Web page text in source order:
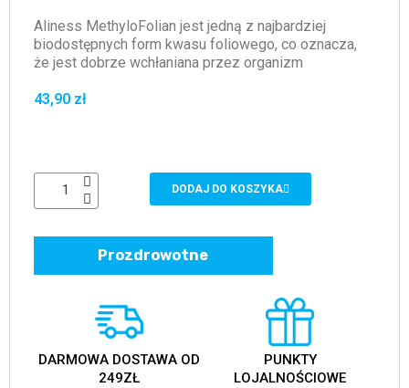
Aliness MethyloFolian jest jedną z najbardziej
biodostępnych form kwasu foliowego, co oznacza,
że jest dobrze wchłaniana przez organizm
43,90 zł
DODAJ DO KOSZYKA
Prozdrowotne
DARMOWA DOSTAWA OD
249ZŁ
PUNKTY
LOJALNOŚCIOWE